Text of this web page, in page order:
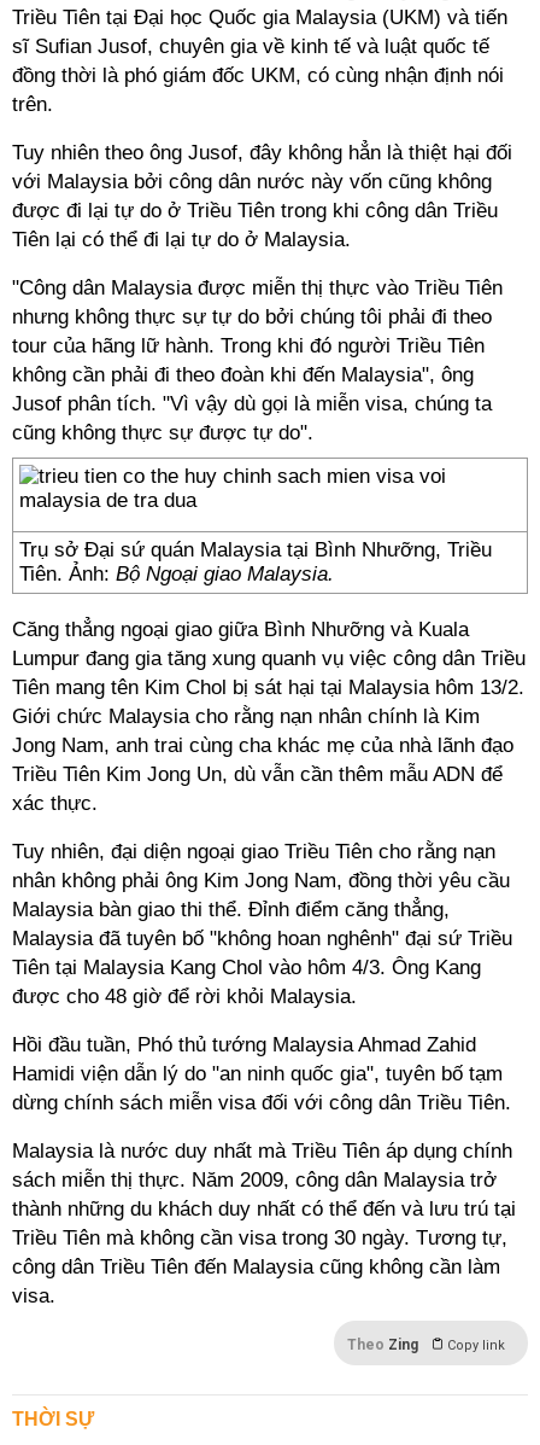
Triều Tiên tại Đại học Quốc gia Malaysia (UKM) và tiến
sĩ Sufian Jusof, chuyên gia về kinh tế và luật quốc tế
đồng thời là phó giám đốc UKM, có cùng nhận định nói
trên.
Tuy nhiên theo ông Jusof, đây không hẳn là thiệt hại đối
với Malaysia bởi công dân nước này vốn cũng không
được đi lại tự do ở Triều Tiên trong khi công dân Triều
Tiên lại có thể đi lại tự do ở Malaysia.
"Công dân Malaysia được miễn thị thực vào Triều Tiên
nhưng không thực sự tự do bởi chúng tôi phải đi theo
tour của hãng lữ hành. Trong khi đó người Triều Tiên
không cần phải đi theo đoàn khi đến Malaysia", ông
Jusof phân tích. "Vì vậy dù gọi là miễn visa, chúng ta
cũng không thực sự được tự do".
Trụ sở Đại sứ quán Malaysia tại Bình Nhưỡng, Triều
Tiên. Ảnh: Bộ Ngoại giao Malaysia.
Căng thẳng ngoại giao giữa Bình Nhưỡng và Kuala
Lumpur đang gia tăng xung quanh vụ việc công dân Triều
Tiên mang tên Kim Chol bị sát hại tại Malaysia hôm 13/2.
Giới chức Malaysia cho rằng nạn nhân chính là Kim
Jong Nam, anh trai cùng cha khác mẹ của nhà lãnh đạo
Triều Tiên Kim Jong Un, dù vẫn cần thêm mẫu ADN để
xác thực.
Tuy nhiên, đại diện ngoại giao Triều Tiên cho rằng nạn
nhân không phải ông Kim Jong Nam, đồng thời yêu cầu
Malaysia bàn giao thi thể. Đỉnh điểm căng thẳng,
Malaysia đã tuyên bố "không hoan nghênh" đại sứ Triều
Tiên tại Malaysia Kang Chol vào hôm 4/3. Ông Kang
được cho 48 giờ để rời khỏi Malaysia.
Hồi đầu tuần, Phó thủ tướng Malaysia Ahmad Zahid
Hamidi viện dẫn lý do "an ninh quốc gia", tuyên bố tạm
dừng chính sách miễn visa đối với công dân Triều Tiên.
Malaysia là nước duy nhất mà Triều Tiên áp dụng chính
sách miễn thị thực. Năm 2009, công dân Malaysia trở
thành những du khách duy nhất có thể đến và lưu trú tại
Triều Tiên mà không cần visa trong 30 ngày. Tương tự,
công dân Triều Tiên đến Malaysia cũng không cần làm
visa.
Theo Zing Copy link
THỜI SỰ